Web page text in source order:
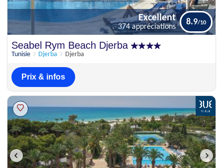
Excellent
Seabel Rym Beach Djerba
Tunisie Djerba Djerba
Excellent
374 appréciations
8.9
Prix & infos